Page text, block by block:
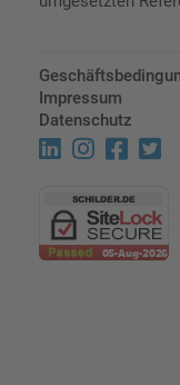
Impressum
Datenschutz